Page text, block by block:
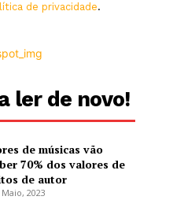
de privacidade.
ler de novo!
de músicas vão
70% dos valores de
de autor
2023